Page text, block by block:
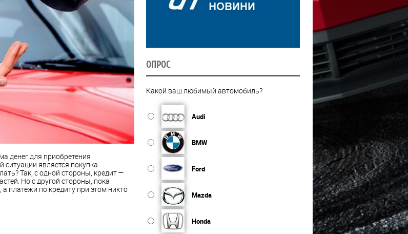
денег для приобретения
является покупка
Так, с одной стороны, кредит —
Но с другой стороны, пока
платежи по кредиту при этом никто
ОПРОС
Какой ваш любимый автомобиль?
Audi
BMW
Ford
Mazda
Honda